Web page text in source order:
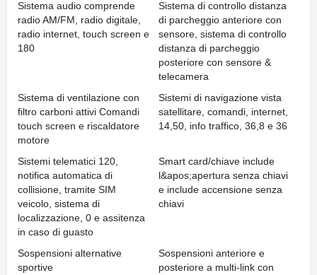
Sistema audio comprende
radio AM/FM, radio digitale,
radio internet, touch screen e
180
Sistema di controllo distanza
di parcheggio anteriore con
sensore, sistema di controllo
distanza di parcheggio
posteriore con sensore &
telecamera
Sistema di ventilazione con
filtro carboni attivi Comandi
touch screen e riscaldatore
motore
Sistemi di navigazione vista
satellitare, comandi, internet,
14,50, info traffico, 36,8 e 36
Sistemi telematici 120,
notifica automatica di
collisione, tramite SIM
veicolo, sistema di
localizzazione, 0 e assitenza
in caso di guasto
Smart card/chiave include
l&apos;apertura senza chiavi
e include accensione senza
chiavi
Sospensioni alternative
sportive
Sospensioni anteriore e
posteriore a multi-link con